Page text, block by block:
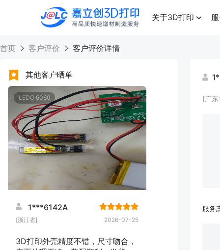
高品质快速增材制造服务
关于3D打印
首页 客户评价 客户评价详情
其他客户晒单
LEDO 6060
1***6142A
[浙江省] 2026-07-25
3D打印外壳精度不错，尺寸吻合，
[广
服务